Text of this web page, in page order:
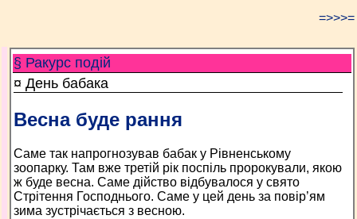
=>>>=
§ Ракурс подій
¤ День бабака
Весна буде рання
Cаме так напрогнозував бабак у Рівненському
зоопарку. Там вже третій рік поспіль пророкували, якою
ж буде весна. Саме дійство відбувалося у свято
Стрітення Господнього. Саме у цей день за повір’ям
зима зустрічається з весною.